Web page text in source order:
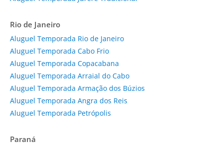
Rio de Janeiro
Aluguel Temporada Rio de Janeiro
Aluguel Temporada Cabo Frio
Aluguel Temporada Copacabana
Aluguel Temporada Arraial do Cabo
Aluguel Temporada Armação dos Búzios
Aluguel Temporada Angra dos Reis
Aluguel Temporada Petrópolis
Paraná